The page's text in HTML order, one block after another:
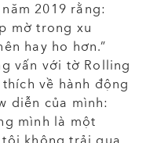
2019 rằng:
mờ trong xu
hay ho hơn.”
vấn với tờ Rolling
về hành động
diễn của mình:
mình là một